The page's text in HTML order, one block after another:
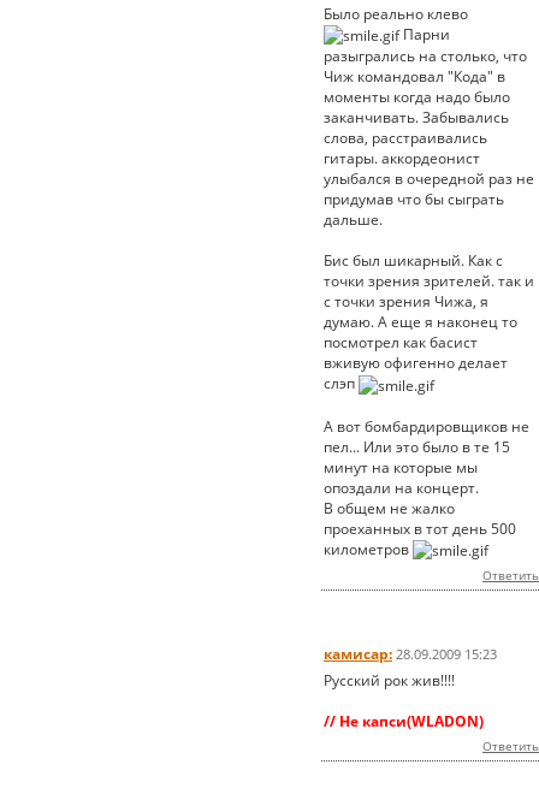
Было реально клево
Парни
разыгрались на столько, что
Чиж командовал "Кода" в
моменты когда надо было
заканчивать. Забывались
слова, расстраивались
гитары. аккордеонист
улыбался в очередной раз не
придумав что бы сыграть
дальше.
Бис был шикарный. Как с
точки зрения зрителей. так и
с точки зрения Чижа, я
думаю. А еще я наконец то
посмотрел как басист
вживую офигенно делает
слэп
А вот бомбардировщиков не
пел... Или это было в те 15
минут на которые мы
опоздали на концерт.
В общем не жалко
проеханных в тот день 500
километров
Ответить
камисар: 28.09.2009 15:23
Русский рок жив!!!!
// Не капси(WLADON)
Ответить